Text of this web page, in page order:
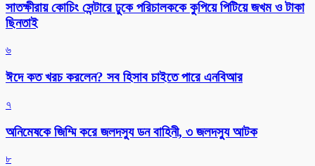
সাতক্ষীরায় কোচিং সেন্টারে ঢুকে পরিচালককে কুপিয়ে পিটিয়ে জখম ও টাকা
ছিনতাই
৬
ঈদে কত খরচ করলেন? সব হিসাব চাইতে পারে এনবিআর
৭
অনিমেষকে জিম্মি করে জলদস্যু ডন বাহিনী, ৩ জলদস্যু আটক
৮